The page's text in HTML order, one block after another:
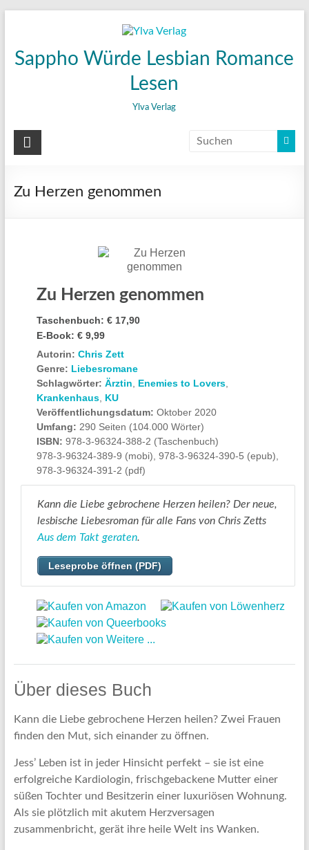
Sappho Würde Lesbian Romance
Lesen
Ylva Verlag
Zu Herzen genommen
Zu Herzen genommen
Taschenbuch: € 17,90
E-Book: € 9,99
Autorin: Chris Zett
Genre: Liebesromane
Schlagwörter: Ärztin Enemies to Lovers,
Krankenhaus, KU
Veröffentlichungsdatum: Oktober 2020
Umfang: 290 Seiten (104.000 Wörter)
ISBN: 978-3-96324-388-2 (Taschenbuch)
978-3-96324-389-9 (mobi), 978-3-96324-390-5 (epub),
978-3-96324-391-2 (pdf)
Kann die Liebe gebrochene Herzen heilen? Der neue,
lesbische Liebesroman für alle Fans von Chris Zetts
Aus dem Takt geraten.
Leseprobe öffnen (PDF)
Über dieses Buch
Kann die Liebe gebrochene Herzen heilen? Zwei Frauen
finden den Mut, sich einander zu öffnen.
Jess’ Leben ist in jeder Hinsicht perfekt – sie ist eine
erfolgreiche Kardiologin, frischgebackene Mutter einer
süßen Tochter und Besitzerin einer luxuriösen Wohnung.
Als sie plötzlich mit akutem Herzversagen
zusammenbricht, gerät ihre heile Welt ins Wanken.